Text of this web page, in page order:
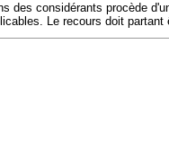
des considérants procède
Le recours doit partant